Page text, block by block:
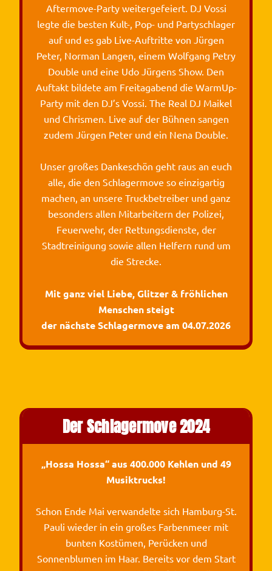
Aftermove-Party weitergefeiert. DJ Vossi
legte die besten Kult-, Pop- und Partyschlager
auf und es gab Live-Auftritte von Jürgen
Peter, Norman Langen, einem Wolfgang Petry
Double und eine Udo Jürgens Show. Den
Auftakt bildete am Freitagabend die WarmUp-
Party mit den DJ’s Vossi. The Real DJ Maikel
und Chrismen. Live auf der Bühnen sangen
zudem Jürgen Peter und ein Nena Double.
Unser großes Dankeschön geht raus an euch
alle, die den Schlagermove so einzigartig
machen, an unsere Truckbetreiber und ganz
besonders allen Mitarbeitern der Polizei,
Feuerwehr, der Rettungsdienste, der
Stadtreinigung sowie allen Helfern rund um
die Strecke.
Mit ganz viel Liebe, Glitzer & fröhlichen
Menschen steigt
der nächste Schlagermove am 04.07.2026
Der Schlagermove 2024
„Hossa Hossa“ aus 400.000 Kehlen und 49
Musiktrucks!
Schon Ende Mai verwandelte sich Hamburg-St.
Pauli wieder in ein großes Farbenmeer mit
bunten Kostümen, Perücken und
Sonnenblumen im Haar. Bereits vor dem Start